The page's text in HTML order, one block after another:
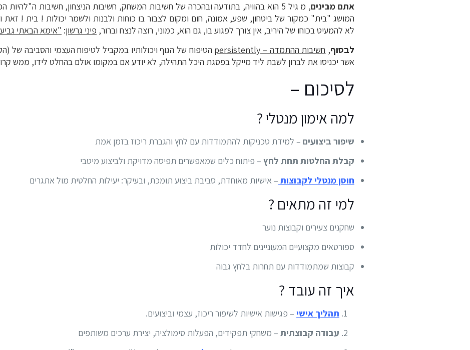
אתם מבינים
, מ גיל 5 הוא בהוויה, בתודעה ובהכרה של חשיבות המשחק, חשיבות הניצחון, חשיבות
המושג "בית" כמקור של ביטחון, שפע, אמונה, חום ומקום לצבור בו כוחות ולבנות ולשמר יכולות ! בית ! זאת
לא להמעיט בכוחו של היריב, אין צורך לפגוע בו, גם הוא, כמוני, רוצה לנצח וברור, פיני גרשון: "אימא הבאתי
לבסוף, חשיבות ההתמדה – persistently הטיפוח של הגוף ויכולותיו במקביל לטיפוח העצמי והסביבה של
אשר יכניסו את לברון לשבת ליד מייקל בפסגת היכל התהילה, לא יודע אם במקומו אולם בהחלט לידו, ממש
לסיכום –
למה אימון מנטלי ?
שיפור ביצועים – למידת טכניקות להתמודדות עם לחץ והגברת ריכוז בזמן אמת
קבלת החלטות תחת לחץ – פיתוח כלים שמאפשרים תפיסה מדויקת ולביצוע מיטבי
חוסן מנטלי לקבוצות – אישיות מאוחדת, סביבת ביצוע תומכת, ובעיקר: יעילות החלטית מול אתגרים
למי זה מתאים ?
שחקנים צעירים וקבוצות נוער
ספורטאים מקצועיים המעוניינים לחדד יכולות
קבוצות שמתמודדות עם תחרות בלחץ גבוה
איך זה עובד ?
תהליך אישי – פגישות אישיות לשיפור ריכוז, עצמי וביצועים.
עבודה קבוצתית – משחקי תפקידים, הפעלות סימולציה, יצירת ערכים משותפים